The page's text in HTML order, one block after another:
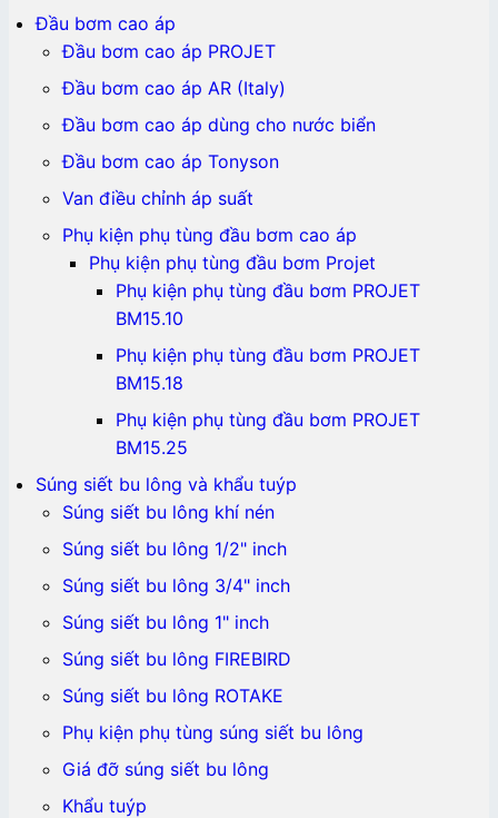
Đầu bơm cao áp
Đầu bơm cao áp PROJET
Đầu bơm cao áp AR (Italy)
Đầu bơm cao áp dùng cho nước biển
Đầu bơm cao áp Tonyson
Van điều chỉnh áp suất
Phụ kiện phụ tùng đầu bơm cao áp
Phụ kiện phụ tùng đầu bơm Projet
Phụ kiện phụ tùng đầu bơm PROJET
BM15.10
Phụ kiện phụ tùng đầu bơm PROJET
BM15.18
Phụ kiện phụ tùng đầu bơm PROJET
BM15.25
Súng siết bu lông và khẩu tuýp
Súng siết bu lông khí nén
Súng siết bu lông 1/2" inch
Súng siết bu lông 3/4" inch
Súng siết bu lông 1" inch
Súng siết bu lông FIREBIRD
Súng siết bu lông ROTAKE
Phụ kiện phụ tùng súng siết bu lông
Giá đỡ súng siết bu lông
Khẩu tuýp